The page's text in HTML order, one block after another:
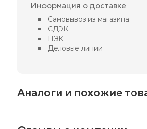
Информация о доставке
Самовывоз из магазина
СДЭК
ПЭК
Деловые линии
Аналоги и похожие